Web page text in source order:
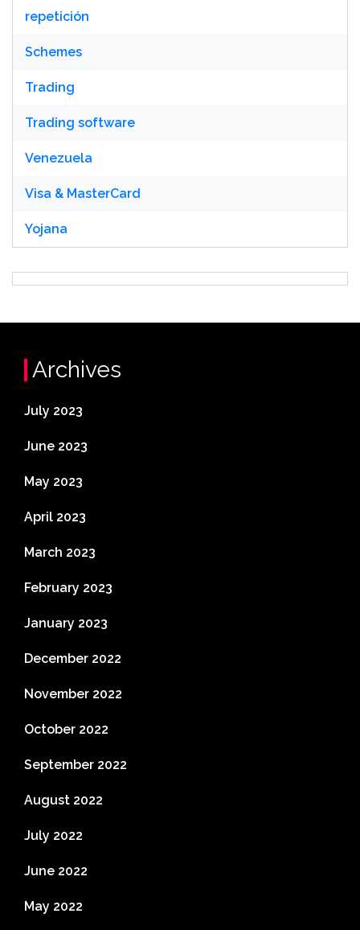
repetición
Schemes
Trading
Trading software
Venezuela
Visa & MasterCard
Yojana
Archives
July 2023
June 2023
May 2023
April 2023
March 2023
February 2023
January 2023
December 2022
November 2022
October 2022
September 2022
August 2022
July 2022
June 2022
May 2022